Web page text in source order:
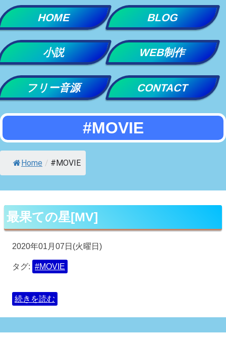
Skip
to
content
HOME BLOG
小説 WEB制作
フリー音源 CONTACT
#MOVIE
Home / #MOVIE
最果ての星[MV]
2020年01月07日(火曜日)
タグ: #MOVIE
続きを読む